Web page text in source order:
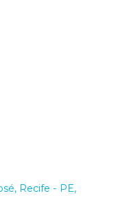
Recife - PE,